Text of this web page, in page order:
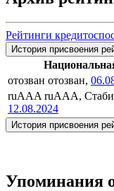
Рейтинги
История присвоения
отозван отозван,
ruAAA ruAAA,
12.08.2024
История присвоения
Упоминания